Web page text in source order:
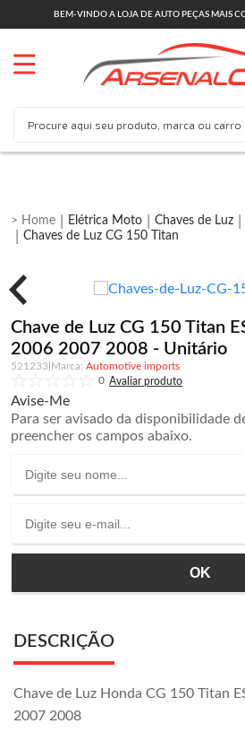
BEM-VINDO A LOJA DE AUTO PEÇAS MAIS
Elétrica Moto Chaves de Luz
Chaves de Luz CG 150 Titan
Chave de Luz CG 150 Titan
2006 2007 2008 - Unitário
521233
Automotive imports
0
Avise-Me
Para ser avisado da disponibilidade
preencher os campos abaixo.
DESCRIÇÃO
Chave de Luz Honda CG 150 Titan
2007 2008